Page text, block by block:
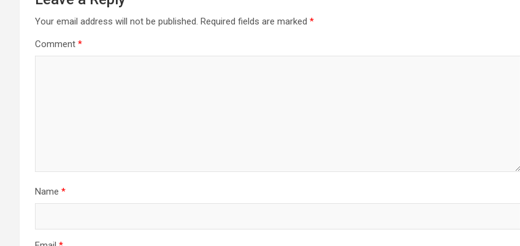
Your email address will not be published. Required fields are marked *
Comment *
Name *